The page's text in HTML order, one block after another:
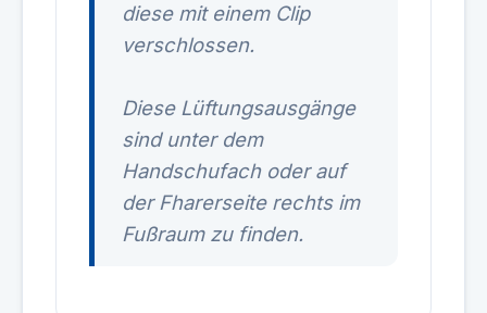
diese mit einem Clip
verschlossen.
Diese Lüftungsausgänge
sind unter dem
Handschufach oder auf
der Fharerseite rechts im
Fußraum zu finden.